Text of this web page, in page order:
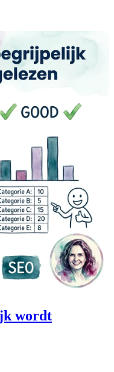
wordt